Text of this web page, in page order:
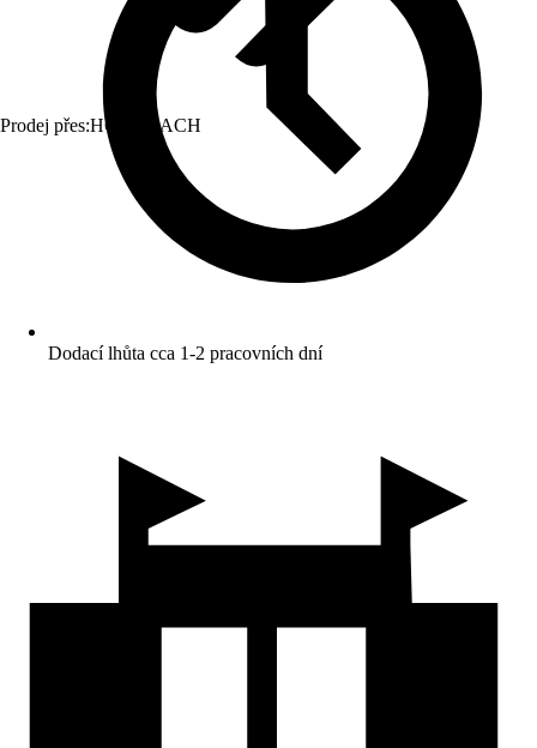
Prodej přes:HORNBACH
Dodací lhůta cca 1-2 pracovních dní